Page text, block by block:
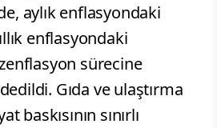
aylık enflasyondaki
enflasyondaki
sürecine
Gıda ve ulaştırma
baskısının sınırlı